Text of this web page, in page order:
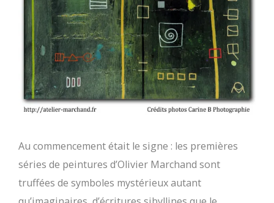
Au commencement était le signe : les premières
séries de peintures d’Olivier Marchand sont
truffées de symboles mystérieux autant